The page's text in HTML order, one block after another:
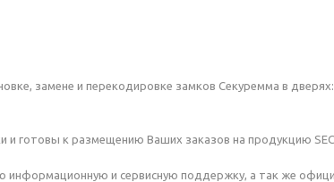
замене и перекодировке замков Секуремма в
готовы к размещению Ваших заказов на продукцию
информационную и сервисную поддержку, а так же